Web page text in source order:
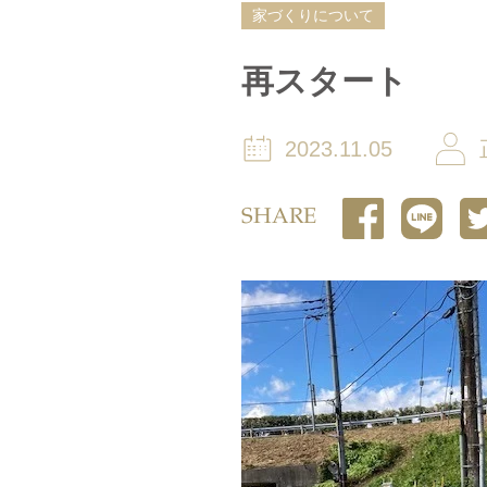
家づくりについて
再スタート
2023.11.05
SHARE